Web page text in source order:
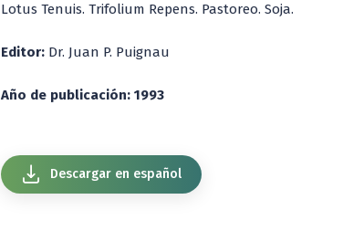
Lotus Tenuis. Trifolium Repens. Pastoreo. Soja.
Editor: Dr. Juan P. Puignau
Año de publicación: 1993
Descargar en español